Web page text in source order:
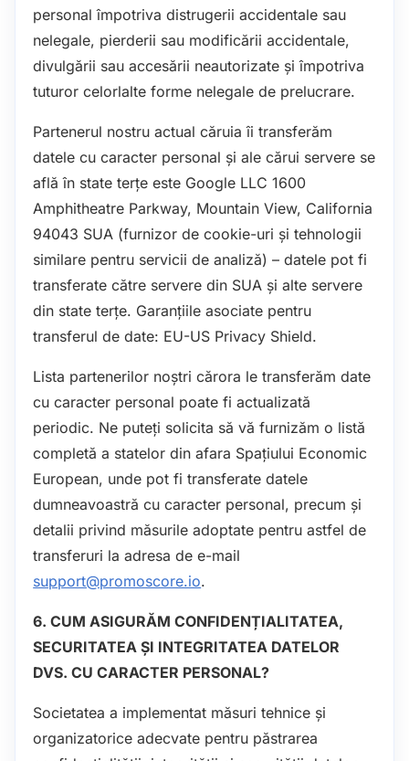
personal împotriva distrugerii accidentale sau
nelegale, pierderii sau modificării accidentale,
divulgării sau accesării neautorizate și împotriva
tuturor celorlalte forme nelegale de prelucrare.
Partenerul nostru actual căruia îi transferăm
datele cu caracter personal și ale cărui servere se
află în state terțe este Google LLC 1600
Amphitheatre Parkway, Mountain View, California
94043 SUA (furnizor de cookie-uri și tehnologii
similare pentru servicii de analiză) – datele pot fi
transferate către servere din SUA și alte servere
din state terțe. Garanțiile asociate pentru
transferul de date: EU-US Privacy Shield.
Lista partenerilor noștri cărora le transferăm date
cu caracter personal poate fi actualizată
periodic. Ne puteți solicita să vă furnizăm o listă
completă a statelor din afara Spațiului Economic
European, unde pot fi transferate datele
dumneavoastră cu caracter personal, precum și
detalii privind măsurile adoptate pentru astfel de
transferuri la adresa de e-mail
support@promoscore.io.
6. CUM ASIGURĂM CONFIDENȚIALITATEA,
SECURITATEA ȘI INTEGRITATEA DATELOR
DVS. CU CARACTER PERSONAL?
Societatea a implementat măsuri tehnice și
organizatorice adecvate pentru păstrarea